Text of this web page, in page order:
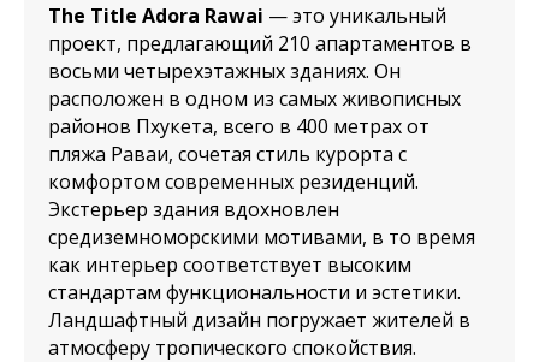
The Title Adora Rawai — это уникальный
проект, предлагающий 210 апартаментов в
восьми четырехэтажных зданиях. Он
расположен в одном из самых живописных
районов Пхукета, всего в 400 метрах от
пляжа Раваи, сочетая стиль курорта с
комфортом современных резиденций.
Экстерьер здания вдохновлен
средиземноморскими мотивами, в то время
как интерьер соответствует высоким
стандартам функциональности и эстетики.
Ландшафтный дизайн погружает жителей в
атмосферу тропического спокойствия.